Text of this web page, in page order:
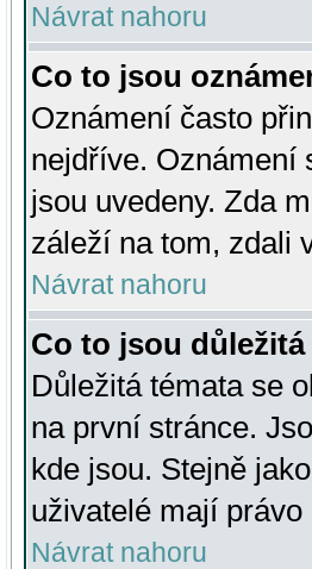
Návrat nahoru
Co to jsou
Oznámení často
nejdříve. Oznámení
jsou uvedeny. Zda
záleží na tom, zdali
Návrat nahoru
Co to jsou důležitá
Důležitá témata se
na první stránce.
kde jsou. Stejně
uživatelé mají
Návrat nahoru